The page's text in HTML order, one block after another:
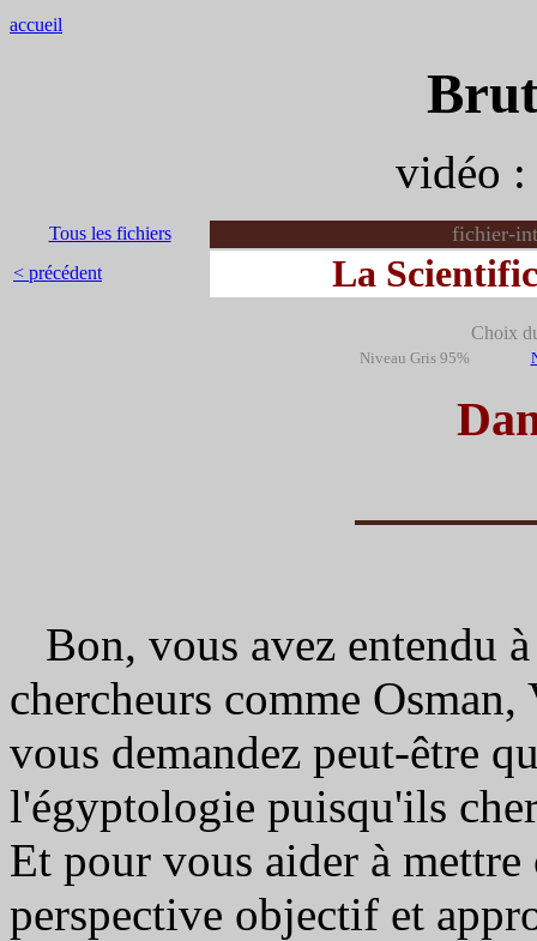
accueil
vidéo :
Tous les fichiers fichier-
< précédent La
Choix
Niveau Gris 95%
Bon, vous avez entendu
chercheurs comme
vous demandez peut-être
l'égyptologie puisqu'ils
Et pour vous aider à mettre
perspective objectif et